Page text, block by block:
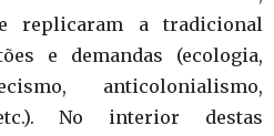
replicaram a tradicional
e demandas (ecologia,
anticolonialismo,
No interior destas